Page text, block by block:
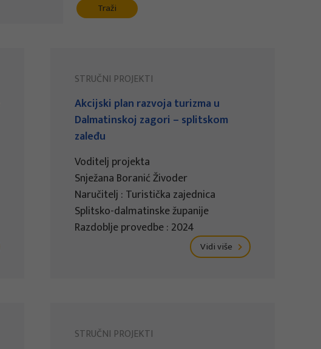
Traži
STRUČNI PROJEKTI
Akcijski plan razvoja turizma u
Dalmatinskoj zagori – splitskom
zaleđu
Voditelj projekta
Snježana Boranić Živoder
Naručitelj : Turistička zajednica
Splitsko-dalmatinske županije
Razdoblje provedbe : 2024
Vidi više
STRUČNI PROJEKTI